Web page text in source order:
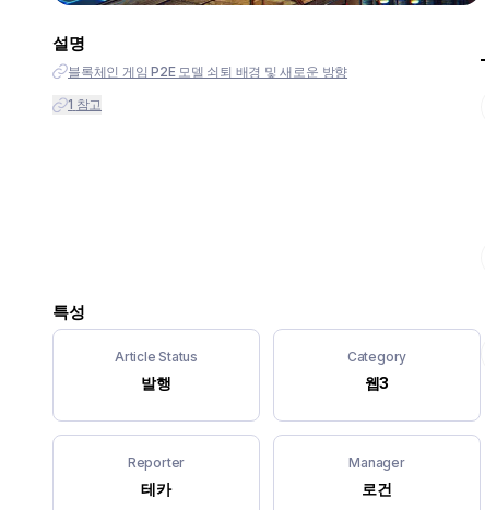
설명
블록체인 게임 P2E 모델 쇠퇴 배경 및 새로운 방향
1 참고
특성
Article Status
발행
Category
웹3
Reporter
테카
Manager
로건